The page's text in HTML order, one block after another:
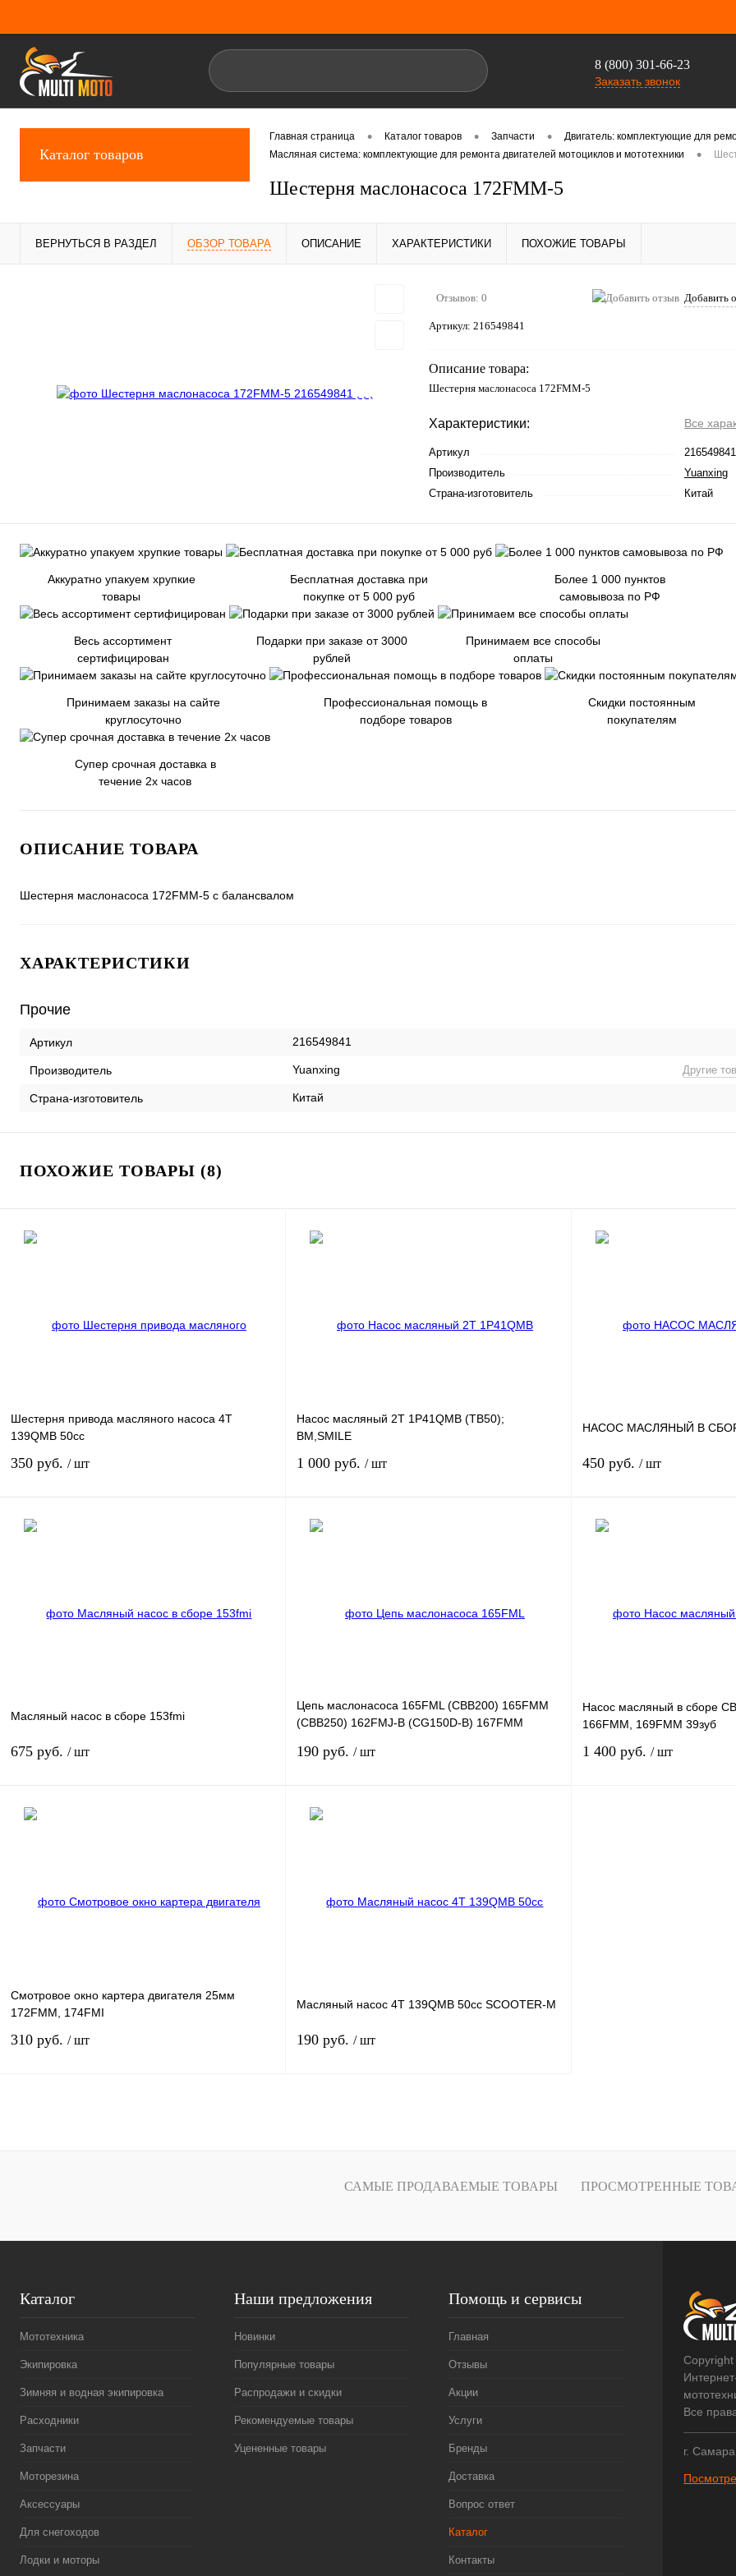
8 (800) 301-66-23
Заказать звонок
Каталог товаров
Главная страница • Каталог товаров • Запчасти •
Двигатель: комплектующие для
Масляная система: комплектующие для ремонта двигателей мотоциклов и мототехники
•
Шестерня маслонасоса 172FMM-5
ВЕРНУТЬСЯ В РАЗДЕЛ ОБЗОР ТОВАРА ОПИСАНИЕ ХАРАКТЕРИСТИКИ ПОХОЖИЕ ТОВАРЫ
Отзывов: 0 Добавить
Артикул: 216549841
Описание товара:
Шестерня маслонасоса 172FMM-5
Характеристики: Все
Артикул
216549841
Производитель
Yuanxing
Страна-изготовитель
Китай
Аккуратно упакуем хрупкие
товары
Бесплатная доставка при
покупке от 5 000 руб
Более 1 000 пунктов
самовывоза по РФ
Весь ассортимент
сертифицирован
Подарки при заказе от 3000
рублей
Принимаем все способы
оплаты
Принимаем заказы на сайте
круглосуточно
Профессиональная помощь в
подборе товаров
Скидки постоянным
покупателям
Супер срочная доставка в
течение 2х часов
ОПИСАНИЕ ТОВАРА
Шестерня маслонасоса 172FMM-5 с балансвалом
ХАРАКТЕРИСТИКИ
Прочие
Артикул 216549841
Производитель Yuanxing Другие
Страна-изготовитель Китай
ПОХОЖИЕ ТОВАРЫ (8)
Шестерня привода масляного насоса 4T
139QMB 50сс
350 руб. / шт
наличии
Насос масляный 2Т 1P41QMB (TB50);
BM,SMILE
1 000 руб. / шт
наличии
НАСОС МАСЛЯНЫЙ В
450 руб. / шт
Масляный насос в сборе 153fmi
675 руб. / шт
наличии
Цепь маслонасоса 165FML (CBB200) 165FMM
(CBB250) 162FMJ-B (CG150D-B) 167FMM
190 руб. / шт
наличии
Насос масляный в сборе
166FMM, 169FMM 39зуб
1 400 руб. / шт
Смотровое окно картера двигателя 25мм
172FMM, 174FMI
310 руб. / шт
Купить в 1 клик К сравнению
Масляный насос 4T 139QMB 50сс SCOOTER-M
190 руб. / шт
Купить в 1 клик К сравнению
САМЫЕ ПРОДАВАЕМЫЕ ТОВАРЫ ПРОСМОТРЕННЫЕ
Каталог
Мототехника
Экипировка
Зимняя и водная экипировка
Расходники
Запчасти
Моторезина
Аксессуары
Для снегоходов
Лодки и моторы
Наши предложения
Новинки
Популярные товары
Распродажи и скидки
Рекомендуемые товары
Уцененные товары
Помощь и сервисы
Главная
Отзывы
Акции
Услуги
Бренды
Доставка
Вопрос ответ
Каталог
Контакты
Все
г.